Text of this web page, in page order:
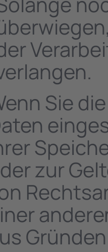
Sie
zur